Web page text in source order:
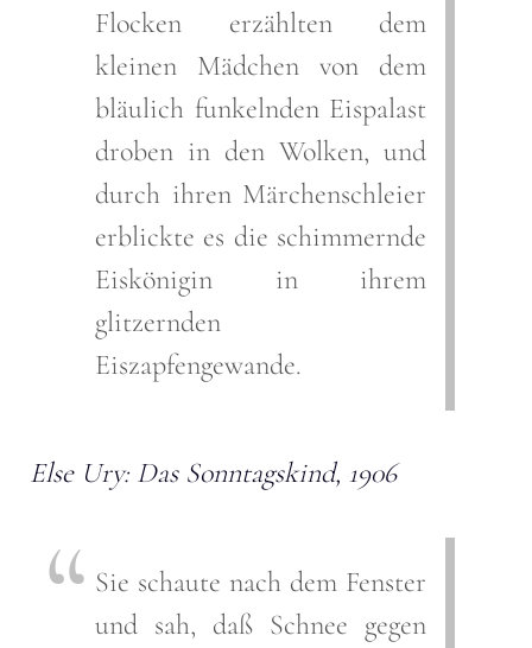
Flocken erzählten dem
kleinen Mädchen von dem
bläulich funkelnden Eispalast
droben in den Wolken, und
durch ihren Märchenschleier
erblickte es die schimmernde
Eiskönigin in ihrem
glitzernden
Eiszapfengewande.
Else Ury: Das Sonntagskind, 1906
Sie schaute nach dem Fenster
und sah, daß Schnee gegen